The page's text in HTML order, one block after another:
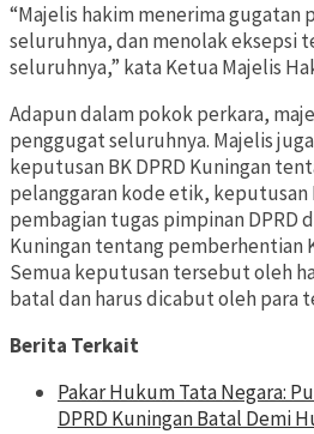
“Majelis hakim menerima
seluruhnya, dan menolak eksepsi
seluruhnya,” kata Ketua Majelis
Adapun dalam pokok perkara,
penggugat seluruhnya. Majelis
keputusan BK DPRD Kuningan
pelanggaran kode etik, keputusan
pembagian tugas pimpinan DPRD
Kuningan tentang pemberhentian
Semua keputusan tersebut oleh
batal dan harus dicabut oleh para
Berita Terkait
Pakar Hukum Tata Negara:
DPRD Kuningan Batal Demi